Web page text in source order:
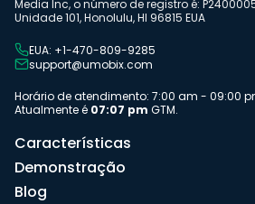
Media Inc, o número de registro é:
Unidade 101, Honolulu, HI 96815 EUA
EUA: +1-470-809-9285
support@umobix.com
Horário de atendimento: 7:00 am - 09:00
Atualmente é 07:07 pm GTM.
Características
Demonstração
Blog